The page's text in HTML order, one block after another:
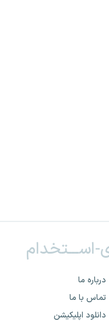
اســـتخدام
درباره ما
تماس با ما
دانلود اپلیکیشن